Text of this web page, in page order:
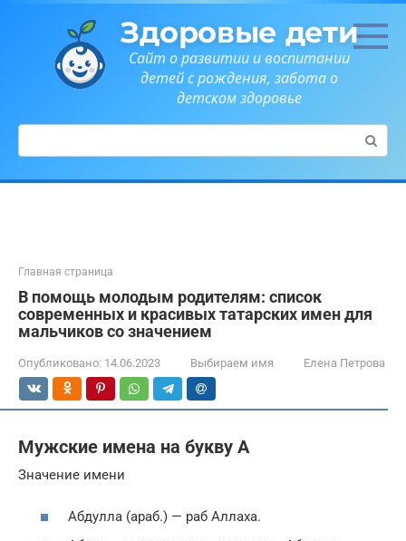
Здоровые дети
Сайт о развитии и воспитании
детей с рождения, забота о
детском здоровье
Поиск:
Главная страница
В помощь молодым родителям: список
современных и красивых татарских имен для
мальчиков со значением
Опубликовано: 14.06.2023 Выбираем имя Елена Петрова
Мужские имена на букву А
Значение имени
Абдулла (араб.) — раб Аллаха.